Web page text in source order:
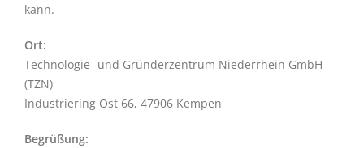
kann.
Ort:
Technologie- und Gründerzentrum Niederrhein GmbH
(TZN)
Industriering Ost 66, 47906 Kempen
Begrüßung: